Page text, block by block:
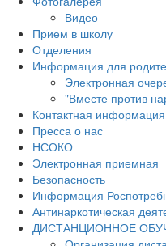
Видео
Прием в школу
Отделения
Информация для
Электронная
"Вместе против
Контактная информация
Пресса о нас
НСОКО
Электронная приемная
Безопасность
Информация
Антинаркотическая
ДИСТАНЦИОННОЕ